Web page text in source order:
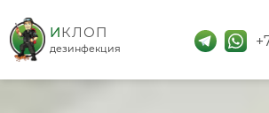
дезинфекция